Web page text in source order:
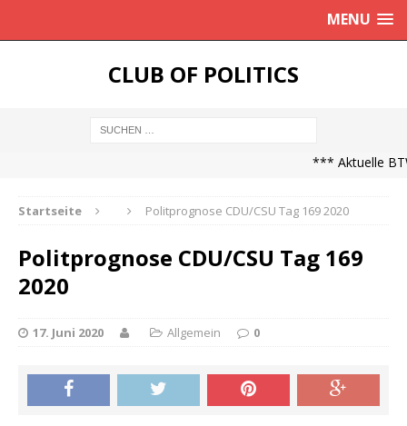
MENU
CLUB OF POLITICS
*** Aktuelle
Startseite Politprognose CDU/CSU Tag 169 2020
Politprognose CDU/CSU Tag 169
2020
17. Juni 2020 Allgemein 0